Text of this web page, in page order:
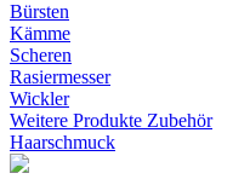
Bürsten
Kämme
Scheren
Rasiermesser
Wickler
Weitere Produkte Zubehör
Haarschmuck